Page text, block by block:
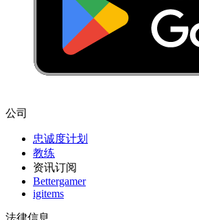
公司
忠诚度计划
教练
资讯订阅
Bettergamer
igitems
法律信息